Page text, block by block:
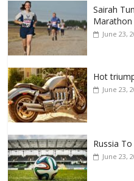
Sairah
Marathon
June 23,
Hot
June 23,
Russia
June 23,